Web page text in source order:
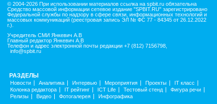
© 2004-2026 При использовании материалов ссылка на spbit.ru обязательна
Средство массовой информации сетевое издание "SPBIT.RU" зарегистрировано
Федеральной службы по надзору в сфере связи, информационных технологий и
массовых коммуникаций (реестровая запись ЭЛ № ФС 77 - 84345 от 26.12.2022
г.).
Учредитель СМИ Янкевич А.В
Главный редактор Янкевич А.В
Телефон и адрес электронной почты редакции +7 (812) 7156798,
info@spbit.ru
РАЗДЕЛЫ
Новости Аналитика Интервью Мероприятия Проекты
IT класс
Колонка редактора
IT рейтинг ICT Life Тестовый стенд
Фигура речи
Релизы
Видео Фотогалерея Инфографика